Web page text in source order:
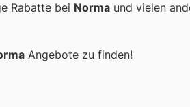
Rabatte bei Norma und vielen
Angebote zu finden!